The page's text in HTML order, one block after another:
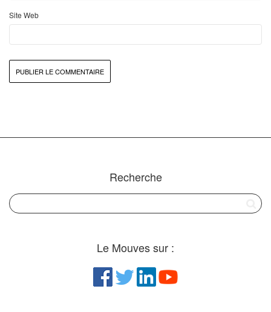
Site Web
Recherche
Le Mouves sur :